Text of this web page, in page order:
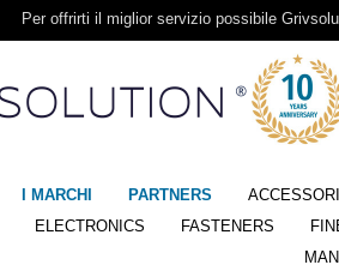
Per offrirti il miglior servizio possibile
I MARCHI PARTNERS
ACCESSORI
ELECTRONICS FASTENERS